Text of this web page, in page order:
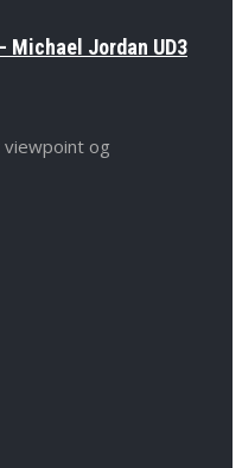
Jordan UD3
viewpoint og